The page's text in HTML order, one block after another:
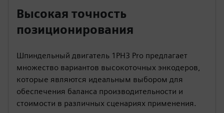
Высокая точность
позиционирования
Шпиндельный двигатель 1PH3 Pro предлагает
множество вариантов высокоточных энкодеров,
которые являются идеальным выбором для
обеспечения баланса производительности и
стоимости в различных сценариях применения.